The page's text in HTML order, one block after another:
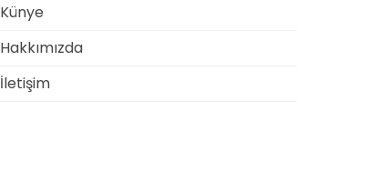
Künye
Hakkımızda
İletişim